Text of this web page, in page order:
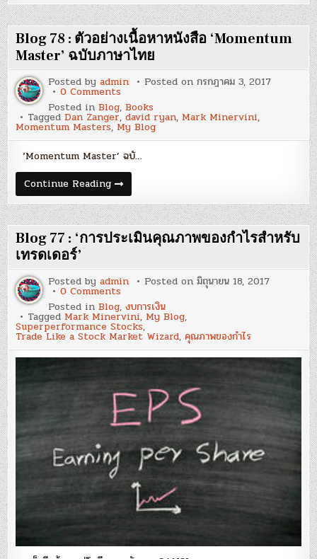
การ
สำคัญ
ใน
ตลาด
Bull
Market
‘Buy
Right
&
Sit
Tight’
หลัก
การ
สำคัญ
ใน
ตลาด
Bull
Market
Blog 78 : ตัวอย่างเนื้อหาหนังสือ ‘Momentum
Master’ ฉบับภาษาไทย
Posted byadmin Posted onกรกฎาคม 3, 2017
0 Commentson
Blog
78
:
ตัวอย่าง
เนื้อหา
หนังสือ
‘Momentum
Master’
ฉบับ
ภาษา
ไทย
Posted inBlog,Books
TaggedDan Zanger,david ryan, Mark Minervini,
Momentum Masters, My Blog
‘Momentum Master’ ฉบั…
Continue ReadingBlog
78
:
ตัวอย่าง
เนื้อหา
หนังสือ
‘Momentum
ภาษา
ไทย
Blog 77 : ‘การประเมินคุณภาพของกำไรสำหรับ
เทรดเดอร์’
Posted byadmin Posted onมิถุนายน 18, 2017
0 Commentson
77
:
‘การ
ประเมิน
คุณภาพ
ของ
สำหรับ
เทรดเดอร์’
Posted inBlog,งบการเงิน
Tagged Mark Minervini, My Blog,
Superperformance Stocks,
Trade Like a Stock Market Wizard, คุณภาพของกำไร